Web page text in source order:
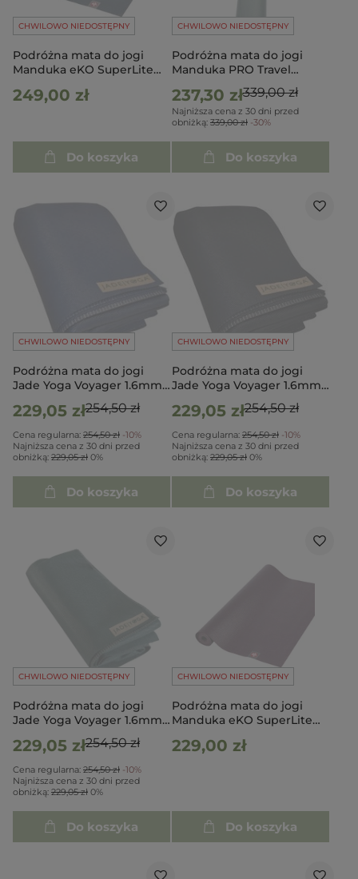
CHWILOWO NIEDOSTĘPNY
Podróżna mata do jogi
Manduka eKO SuperLite
(Blue) 200cm
249,00 zł
Do koszyka
CHWILOWO NIEDOSTĘPNY
Podróżna mata do jogi
Manduka PRO Travel
200cm - Black Sage
237,30 zł339,00 zł
Najniższa cena z 30 dni przed
obniżką: 339,00 zł -30%
Do koszyka
CHWILOWO NIEDOSTĘPNY
Podróżna mata do jogi
Jade Yoga Voyager 1.6mm -
229,05 zł254,50 zł
Cena regularna: 254,50 zł -10%
Najniższa cena z 30 dni przed
obniżką: 229,05 zł 0%
Do koszyka
CHWILOWO NIEDOSTĘPNY
Podróżna mata do jogi
Jade Yoga Voyager 1.6mm -
229,05 zł254,50 zł
Cena regularna: 254,50 zł -10%
Najniższa cena z 30 dni przed
obniżką: 229,05 zł 0%
Do koszyka
CHWILOWO NIEDOSTĘPNY
Podróżna mata do jogi
Jade Yoga Voyager 1.6mm -
Ciemnozielona
229,05 zł254,50 zł
Cena regularna: 254,50 zł -10%
Najniższa cena z 30 dni przed
obniżką: 229,05 zł 0%
Do koszyka
CHWILOWO NIEDOSTĘPNY
Podróżna mata do jogi
Manduka eKO SuperLite
229,00 zł
Do koszyka